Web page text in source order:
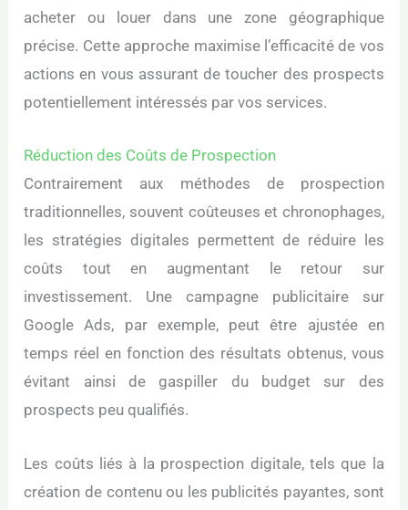
acheter ou louer dans une zone géographique
précise. Cette approche maximise l’efficacité de vos
actions en vous assurant de toucher des prospects
potentiellement intéressés par vos services.
Réduction des Coûts de Prospection
Contrairement aux méthodes de prospection
traditionnelles, souvent coûteuses et chronophages,
les stratégies digitales permettent de réduire les
coûts tout en augmentant le retour sur
investissement. Une campagne publicitaire sur
Google Ads, par exemple, peut être ajustée en
temps réel en fonction des résultats obtenus, vous
évitant ainsi de gaspiller du budget sur des
prospects peu qualifiés.
Les coûts liés à la prospection digitale, tels que la
création de contenu ou les publicités payantes, sont